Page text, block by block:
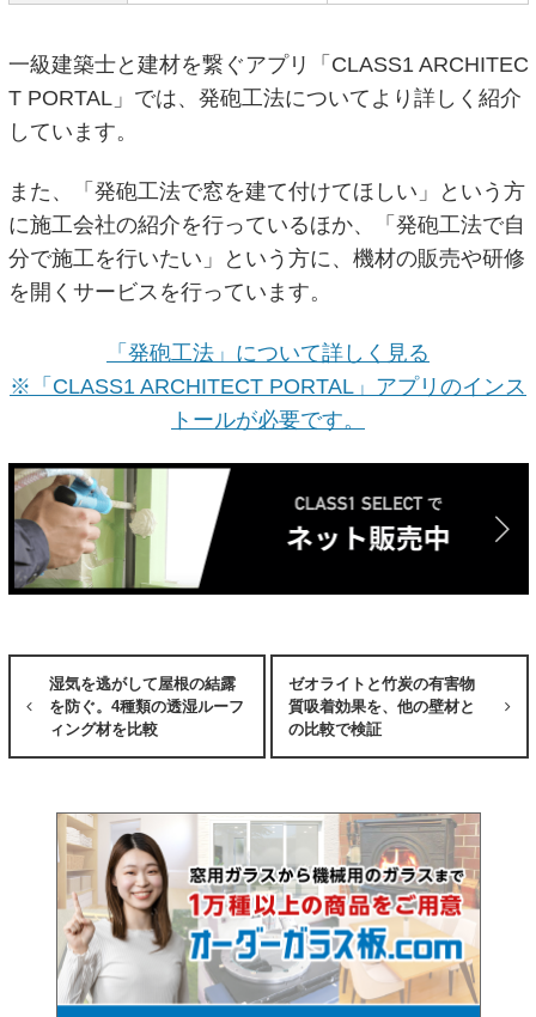
一級建築士と建材を繋ぐアプリ「CLASS1 ARCHITEC
T PORTAL」では、発砲工法についてより詳しく紹介
しています。
また、「発砲工法で窓を建て付けてほしい」という方
に施工会社の紹介を行っているほか、「発砲工法で自
分で施工を行いたい」という方に、機材の販売や研修
を開くサービスを行っています。
「発砲工法」について詳しく見る
※「CLASS1 ARCHITECT PORTAL」アプリのインス
トールが必要です。
湿気を逃がして屋根の結露
を防ぐ。4種類の透湿ルーフ
ィング材を比較
ゼオライトと竹炭の有害物
質吸着効果を、他の壁材と
の比較で検証